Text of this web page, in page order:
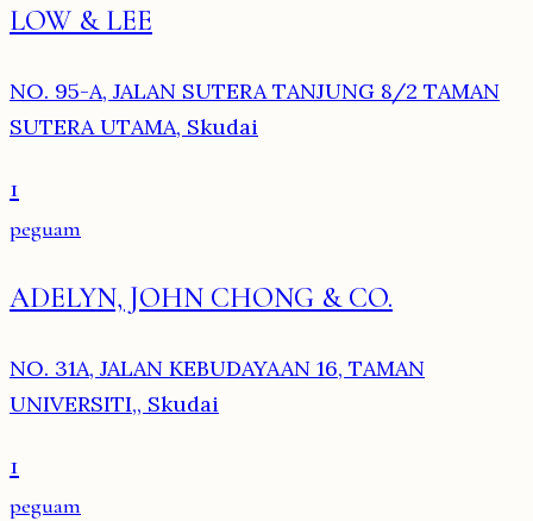
LOW & LEE
NO. 95-A, JALAN SUTERA TANJUNG 8/2 TAMAN
SUTERA UTAMA, Skudai
1
peguam
ADELYN, JOHN CHONG & CO.
NO. 31A, JALAN KEBUDAYAAN 16, TAMAN
UNIVERSITI,, Skudai
1
peguam